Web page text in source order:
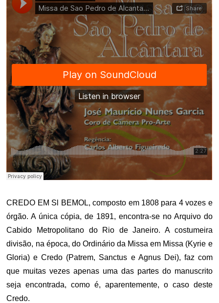
CREDO EM Sl BEMOL, composto em 1808 para 4 vozes e
órgão. A única cópia, de 1891, encontra-se no Arquivo do
Cabido Metropolitano do Rio de Janeiro. A costumeira
divisão, na época, do Ordinário da Missa em Missa (Kyrie e
Gloria) e Credo (Patrem, Sanctus e Agnus Dei), faz com
que muitas vezes apenas uma das partes do manuscrito
seja encontrada, como é, aparentemente, o caso deste
Credo.